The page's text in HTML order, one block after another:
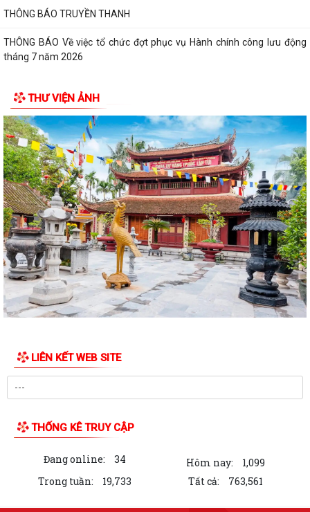
THÔNG BÁO TRUYỀN THANH
THÔNG BÁO Về việc tổ chức đợt phục vụ Hành chính công lưu động
tháng 7 năm 2026
tâm thần Hải Dương nhân dịp 79...
Đồng chí Vũ Thị Hiên, Phó bí thư thường trực Đảng ủy phường Trần
Hưng Đạo thăm, tặng quà nhân Ngày...
Phường Trần Hưng Đạo triển khai lấy mẫu ADN các phần mộ liệt sĩ vô
danh tại Nghĩa trang Liệt Lê Lợi...
Đ/c Nguyễn Minh Thắng Bí thư Đảng ủy- Chủ tịch HĐND phường Trần
Hưng Đạo thăm, tặng quà gia đình...
Hơn 30 cán bộ, hội viên chữ thập đỏ trên địa bàn phường Trần Hưng
Đạo được tập huấn kỹ năng sơ cấp...
QUYẾT ĐỊNH Về việc công bố Danh mục thủ tục hành chính mới ban
hành, bị bãi bỏ thuộc phạm vi chức...
tặng quà các gia đình chính sách...
QUYẾT ĐỊNH Về việc công bố danh mục thủ tục hành chính ban hành
QUYẾT ĐỊNH Về việc công bố danh mục thủ tục hành chính ban hành
QUYẾT ĐỊNH Về việc công bố danh mục thủ tục hành chính được sửa
đổi, bổ sung lĩnh vực phòng bệnh...
THƯ VIỆN ẢNH
LIÊN KẾT WEB SITE
THỐNG KÊ TRUY CẬP
Đang online: 34 Hôm nay:
1,099
Trong tuần:
19,733 Tất cả: 763,561